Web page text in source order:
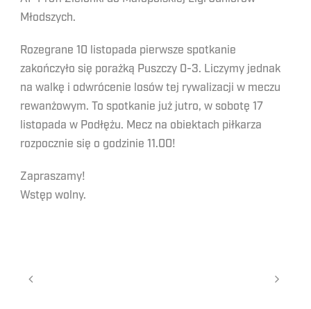
Młodszych.
Rozegrane 10 listopada pierwsze spotkanie
zakończyło się porażką Puszczy 0-3. Liczymy jednak
na walkę i odwrócenie losów tej rywalizacji w meczu
rewanżowym. To spotkanie już jutro, w sobotę 17
listopada w Podłężu. Mecz na obiektach piłkarza
rozpocznie się o godzinie 11.00!
Zapraszamy!
Wstęp wolny.